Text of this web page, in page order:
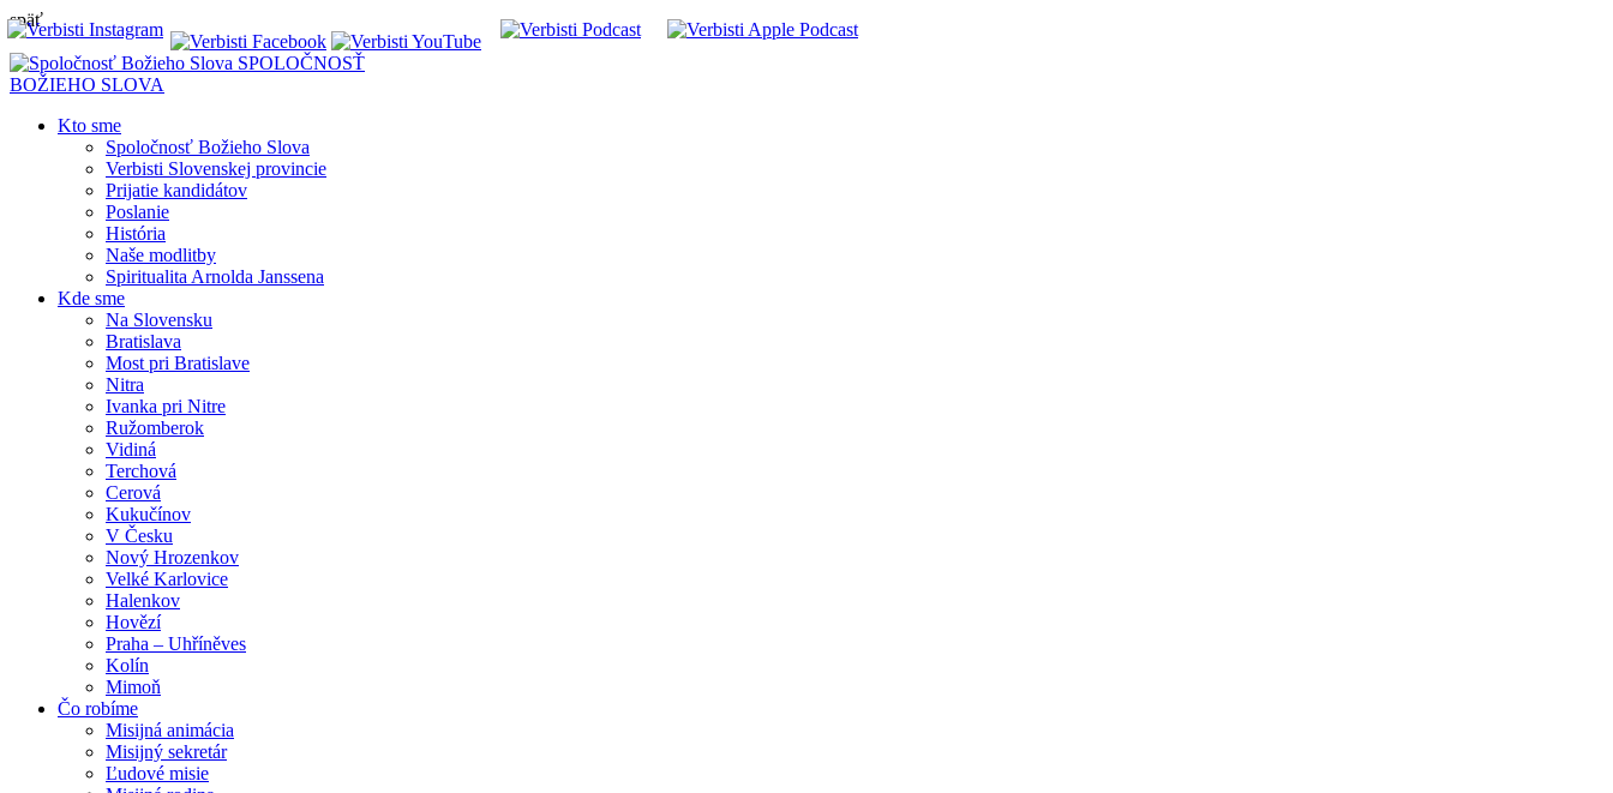
späť
SPOLOČNOSŤ
BOŽIEHO SLOVA
Kto sme
Spoločnosť Božieho Slova
Verbisti Slovenskej provincie
Prijatie kandidátov
Poslanie
História
Naše modlitby
Spiritualita Arnolda Janssena
Kde sme
Na Slovensku
Bratislava
Most pri Bratislave
Nitra
Ivanka pri Nitre
Ružomberok
Vidiná
Terchová
Cerová
Kukučínov
V Česku
Nový Hrozenkov
Velké Karlovice
Halenkov
Hovězí
Praha – Uhříněves
Kolín
Mimoň
Čo robíme
Misijná animácia
Misijný sekretár
Ľudové misie